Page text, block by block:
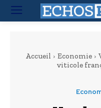
Accueil Economie
viticole